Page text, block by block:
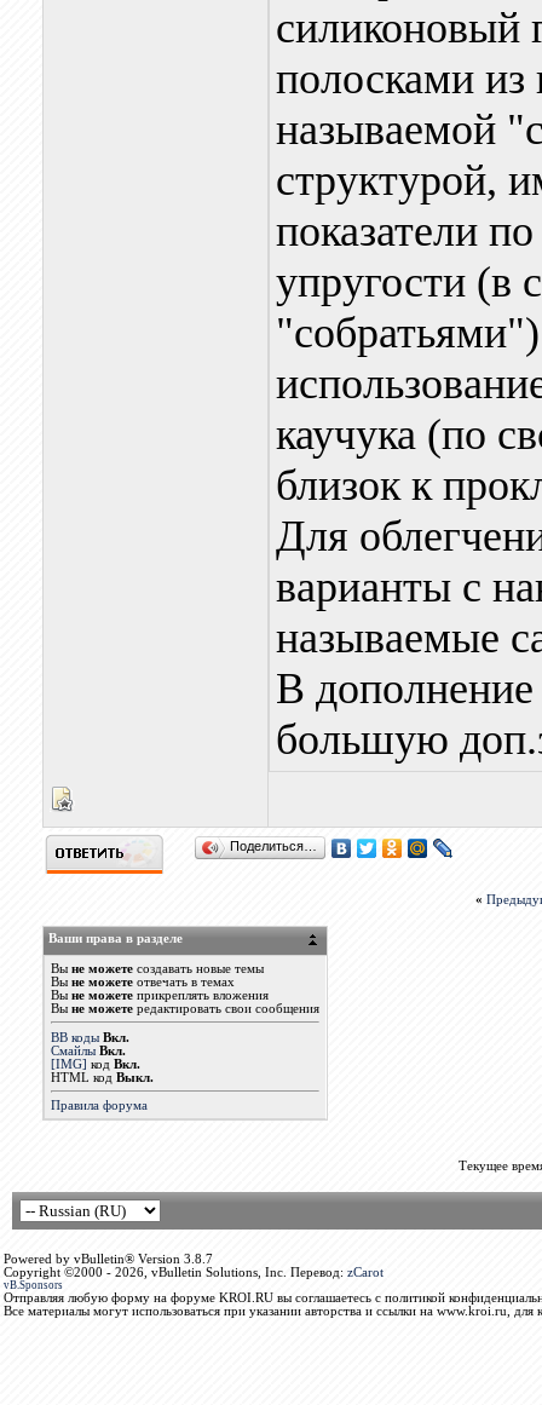
силиконовый
полосками из
называемой
структурой,
показатели
упругости (в
каучука (по
близок к
Для
варианты с
называемые
В дополнение
большую
Поделиться…
«
Ваши права в разделе
Вы не можетесоздавать новые темы
Вы не можетеотвечать в темах
Вы не можетеприкреплять вложения
Вы не можетередактировать свои сообщения
BB коды Вкл.
Смайлы Вкл.
[IMG] код Вкл.
HTML код Выкл.
Правила форума
Текущее
Powered by vBulletin® Version 3.8.7
Copyright ©2000 - 2026, vBulletin Solutions, Inc. Перевод: zCarot
vB.Sponsors
Отправляя любую форму на форуме KROI.RU вы соглашаетесь с политикой
Все материалы могут использоваться при указании авторства и ссылки на www.kroi.ru, для